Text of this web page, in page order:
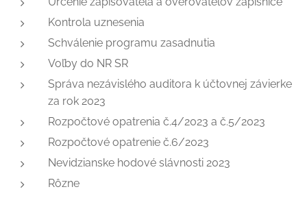
Kontrola uznesenia
Schválenie programu zasadnutia
Voľby do NR SR
Správa nezávislého auditora k účtovnej závierke
za rok 2023
Rozpočtové opatrenia č.4/2023 a č.5/2023
Rozpočtové opatrenie č.6/2023
Nevidzianske hodové slávnosti 2023
Rôzne